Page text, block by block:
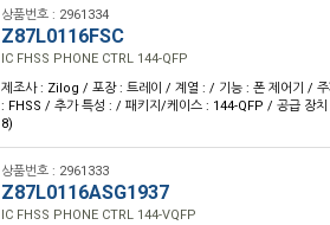
상품번호 : 2961334
Z87L0116FSC
IC FHSS PHONE CTRL 144-QFP
제조사 : Zilog / 포장 : 트레이 / 계열 : / 기능 : 폰 제어기 /
: FHSS / 추가 특성 : / 패키지/케이스 : 144-QFP / 공급 장
8)
상품번호 : 2961333
Z87L0116ASG1937
IC FHSS PHONE CTRL 144-VQFP